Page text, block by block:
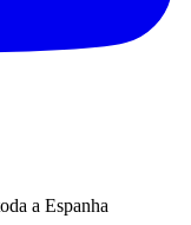
a Espanha